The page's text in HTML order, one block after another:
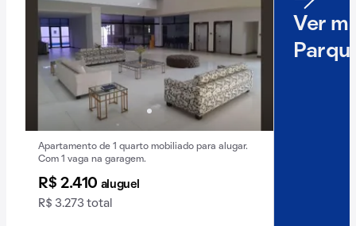
Apartamento de 1 quarto mobiliado para alugar.
Com 1 vaga na garagem.
R$ 2.410 aluguel
R$ 3.273 total
Ver